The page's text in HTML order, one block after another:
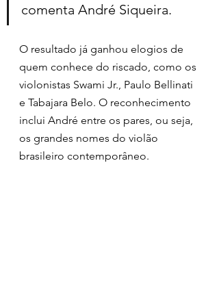
comenta André Siqueira.
O resultado já ganhou elogios de
quem conhece do riscado, como os
violonistas Swami Jr., Paulo Bellinati
e Tabajara Belo. O reconhecimento
inclui André entre os pares, ou seja,
os grandes nomes do violão
brasileiro contemporâneo.